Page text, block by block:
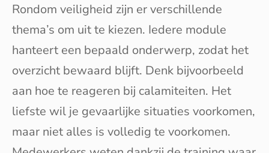
Rondom veiligheid zijn er verschillende
thema’s om uit te kiezen. Iedere module
hanteert een bepaald onderwerp, zodat het
overzicht bewaard blijft. Denk bijvoorbeeld
aan hoe te reageren bij calamiteiten. Het
liefste wil je gevaarlijke situaties voorkomen,
maar niet alles is volledig te voorkomen.